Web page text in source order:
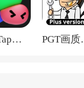
TapTap国际版2026